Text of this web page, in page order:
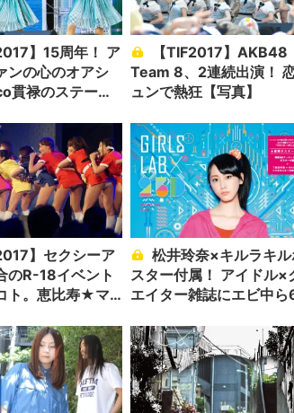
ンの心のオアシ
貫禄のステージ
Team 8、2連続出演！
ュンで熱狂【写真】
のR-18イベント
ト。恵比寿★マ
松井玲奈×キルラキルポ
スター付属！ アイドル×クリ
エイター雑誌にエビ中ら